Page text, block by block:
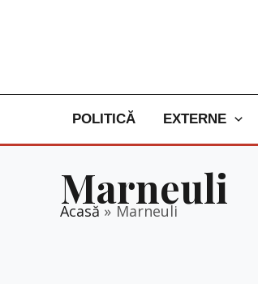
POLITICĂ EXTERNE
Marneuli
Acasă Marneuli